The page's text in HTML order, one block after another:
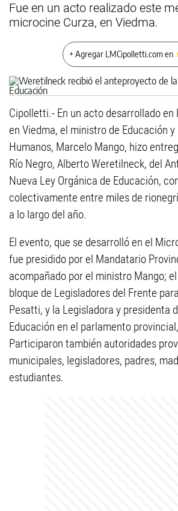
Fue en un acto realizado este
microcine Curza, en Viedma.
+ Agregar LMCipolletti.com en
Cipolletti.- En un acto desarrollado en
en Viedma, el ministro de Educación
Humanos, Marcelo Mango, hizo
Río Negro, Alberto Weretilneck, del
Nueva Ley Orgánica de Educación,
colectivamente entre miles de
a lo largo del año.
El evento, que se desarrolló en el
fue presidido por el Mandatario
acompañado por el ministro Mango;
bloque de Legisladores del Frente
Pesatti, y la Legisladora y presidenta
Educación en el parlamento
Participaron también autoridades
municipales, legisladores, padres,
estudiantes.